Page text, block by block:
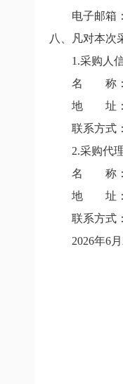
电子邮箱：
八、凡对本次
1.采购人
名
称
地
址
联系方式
2.采购代
名
称
地 址：
联系方式
2026年6月